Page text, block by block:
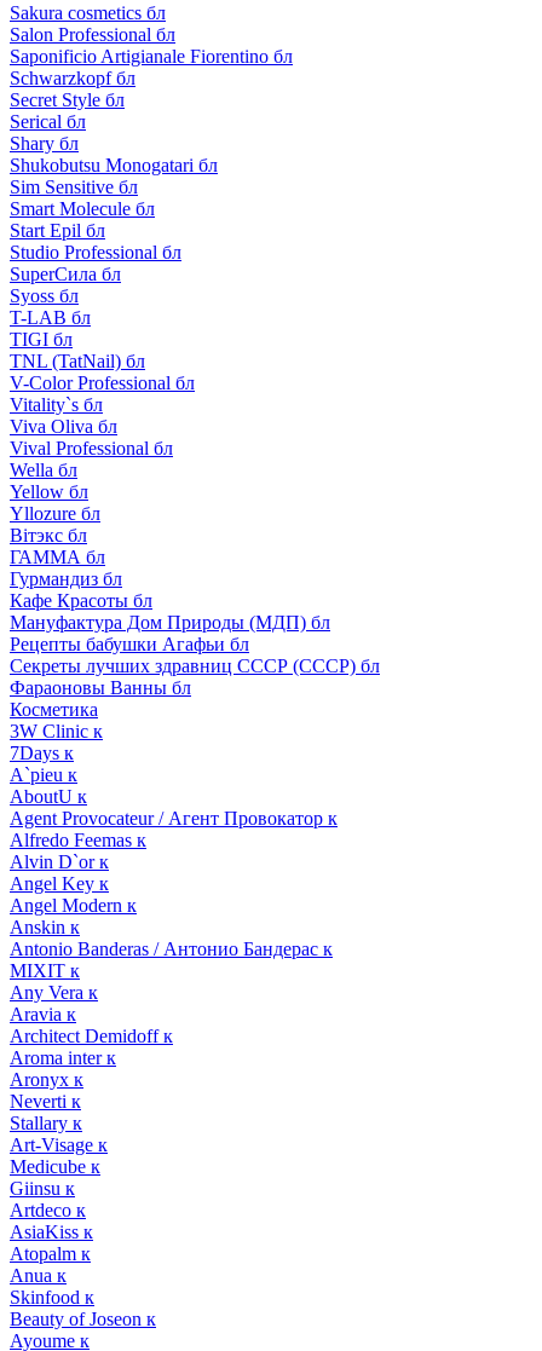
Sakura cosmetics бл
Salon Professional бл
Saponificio Artigianale Fiorentino бл
Schwarzkopf бл
Secret Style бл
Serical бл
Shary бл
Shukobutsu Monogatari бл
Sim Sensitive бл
Smart Molecule бл
Start Epil бл
Studio Professional бл
SuperСила бл
Syoss бл
T-LAB бл
TIGI бл
TNL (TatNail) бл
V-Color Professional бл
Vitality`s бл
Viva Oliva бл
Vival Professional бл
Wella бл
Yellow бл
Yllozure бл
Вiтэкс бл
ГАММА бл
Гурмандиз бл
Кафе Красоты бл
Мануфактура Дом Природы (МДП) бл
Рецепты бабушки Агафьи бл
Секреты лучших здравниц СССР (СССР) бл
Фараоновы Ванны бл
Косметика
3W Clinic к
7Days к
A`pieu к
AboutU к
Agent Provocateur / Агент Провокатор к
Alfredo Feemas к
Alvin D`or к
Angel Key к
Angel Modern к
Anskin к
Antonio Banderas / Антонио Бандерас к
MIXIT к
Any Vera к
Aravia к
Architect Demidoff к
Aroma inter к
Aronyx к
Neverti к
Stallary к
Art-Visage к
Medicube к
Giinsu к
Artdeco к
AsiaKiss к
Atopalm к
Anua к
Skinfood к
Beauty of Joseon к
Ayoume к